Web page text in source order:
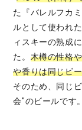
た『バレルフカ
ルとして使われ
ィスキーの熟成
た。 木樽の性格
や香りは同じビ
そのため、同じ
会"のビールです。